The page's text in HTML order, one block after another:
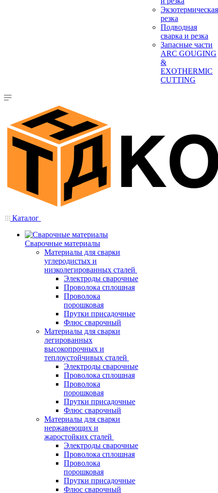
Экзотермическая
резка
Подводная
сварка и резка
Запасные части
ARC GOUGING
&
EXOTHERMIC
CUTTING
Каталог
Сварочные материалы
Материалы для сварки
углеродистых и
низколегированных сталей
Электроды сварочные
Проволока сплошная
Проволока
порошковая
Прутки присадочные
Флюс сварочный
Материалы для сварки
легированных
высокопрочных и
теплоустойчивых сталей
Электроды сварочные
Проволока сплошная
Проволока
порошковая
Прутки присадочные
Флюс сварочный
Материалы для сварки
нержавеющих и
жаростойких сталей
Электроды сварочные
Проволока сплошная
Проволока
порошковая
Прутки присадочные
Флюс сварочный